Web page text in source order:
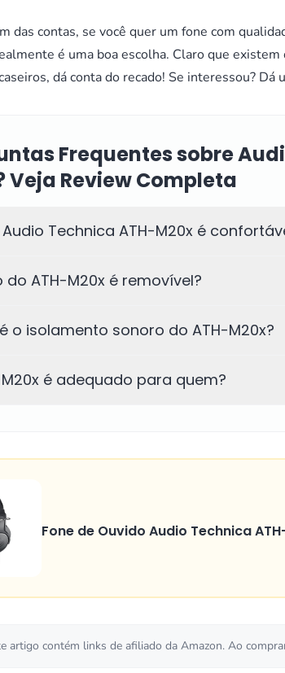
das contas, se você quer um fone com
é uma boa escolha. Claro que
dá conta do recado! Se interessou? Dá
Frequentes sobre
Veja Review Completa
Technica ATH-M20x é
do ATH-M20x é removível?
o isolamento sonoro do ATH-M20x?
M20x é adequado para quem?
Fone de Ouvido Audio Technica
artigo contém links de afiliado da Amazon. Ao